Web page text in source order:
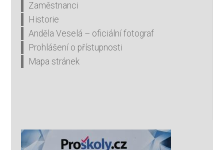
Zaměstnanci
Historie
Anděla Veselá – oficiální fotograf
Prohlášení o přístupnosti
Mapa stránek